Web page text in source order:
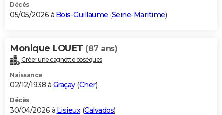
Décès
05/05/2026 à Bois-Guillaume (Seine-Maritime)
Monique LOUET (87 ans)
Créer une cagnotte obsèques
Naissance
02/12/1938 à Graçay(Cher)
Décès
30/04/2026 à Lisieux (Calvados)